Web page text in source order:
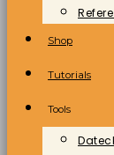
Shop
Tutorials
Tools